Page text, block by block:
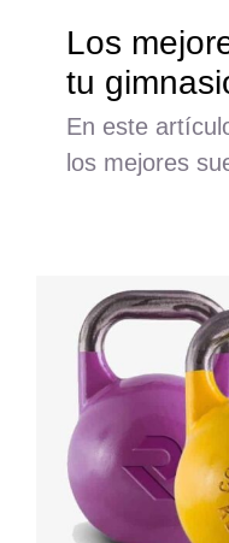
Los
tu
En este
los mejores